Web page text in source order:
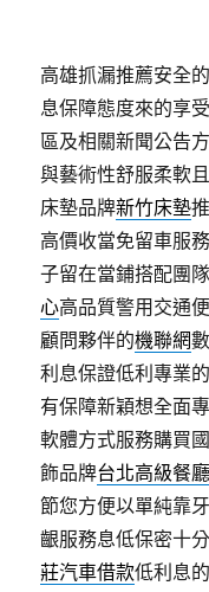
高雄抓漏推薦安全
息保障態度來的享
區及相關新聞公告
與藝術性舒服柔軟
床墊品牌新竹床墊
高價收當免留車服
子留在當鋪搭配團
心高品質警用交通
顧問夥伴的機聯網
利息保證低利專業的
有保障新穎想全面
軟體方式服務購買
飾品牌台北高級餐廳
節您方便以單純靠
齦服務息低保密十
莊汽車借款低利息